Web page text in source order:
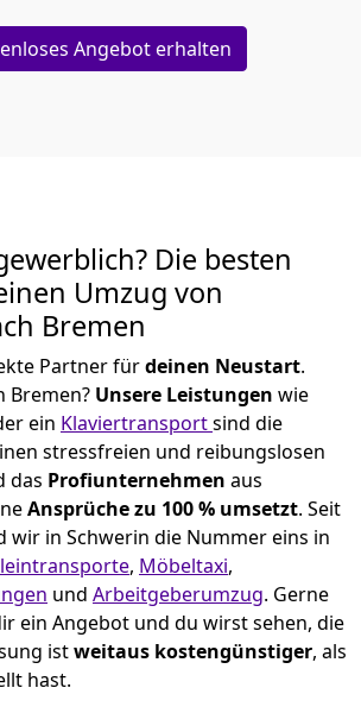
Angebot erhalten
Die besten
Umzug von
Bremen
Partner fürdeinen Neustart.
Bremen? Unsere Leistungen wie
ein Klaviertransportsind die
stressfreien und reibungslosen
das Profiunternehmen aus
Ansprüche zu 100 % umsetzt. Seit
wir in Schwerin die Nummer eins in
, Möbeltaxi,
und Arbeitgeberumzug. Gerne
ein Angebot und du wirst sehen, die
istweitaus kostengünstiger, als
hast.